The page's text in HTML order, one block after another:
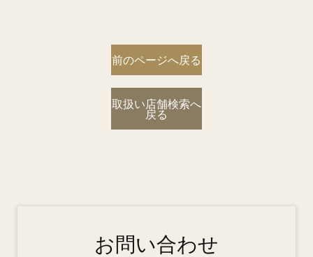
前のページへ戻る
取扱い店舗検索へ
戻る
お問い合わせ